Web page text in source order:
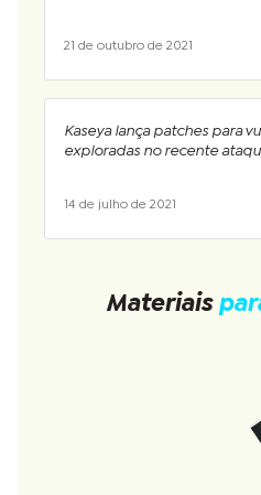
21 de outubro de 2021
Kaseya lança patches para
exploradas no recente
14 de julho de 2021
Materiais